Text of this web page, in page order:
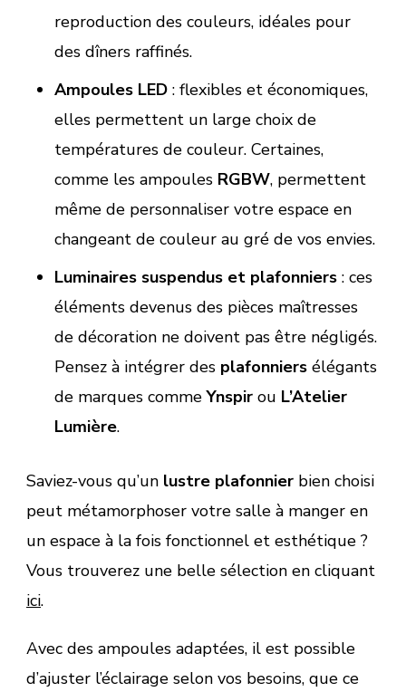
reproduction des couleurs, idéales pour
des dîners raffinés.
Ampoules LED: flexibles et économiques,
elles permettent un large choix de
températures de couleur. Certaines,
comme les ampoules RGBW, permettent
même de personnaliser votre espace en
changeant de couleur au gré de vos envies.
Luminaires suspendus et plafonniers: ces
éléments devenus des pièces maîtresses
de décoration ne doivent pas être négligés.
Pensez à intégrer des plafonniersélégants
de marques commeYnspirou L’Atelier
Lumière.
Saviez-vous qu’un lustre plafonnier bien choisi
peut métamorphoser votre salle à manger en
un espace à la fois fonctionnel et esthétique ?
Vous trouverez une belle sélection en cliquant
ici.
Avec des ampoules adaptées, il est possible
d’ajuster l’éclairage selon vos besoins, que ce